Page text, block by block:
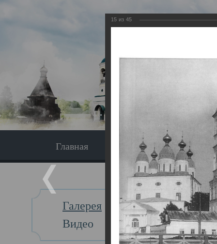
Главная Экскурсия
Галерея
Видео
Главная
15 из 45